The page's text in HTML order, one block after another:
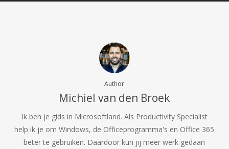
Author
Michiel van den Broek
Ik ben je gids in Microsoftland. Als Productivity Specialist
help ik je om Windows, de Officeprogramma's en Office 365
beter te gebruiken. Daardoor kun jij meer werk gedaan